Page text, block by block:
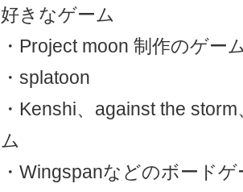
好きなゲーム
・Project moon 制作のゲー
・splatoon
・Kenshi、against the
ム
・Wingspanなどのボードゲ